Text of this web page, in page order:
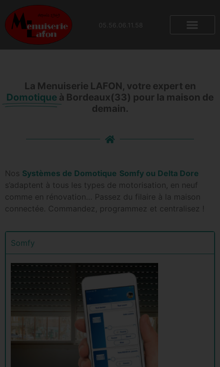
principal
05.56.06.11.58
La Menuiserie LAFON, votre expert en
Domotique à Bordeaux(33) pour la maison de
demain.
Nos Systèmes de Domotique Somfy ou Delta Dore
s’adaptent à tous les types de motorisation, en neuf
comme en rénovation… Passez du filaire à la maison
connectée. Commandez, programmez et centralisez !
Somfy